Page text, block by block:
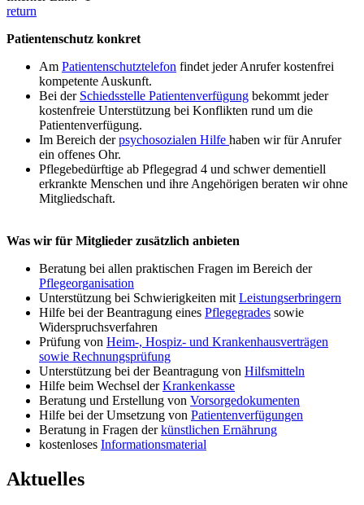
return
Patientenschutz konkret
Am Patientenschutztelefon findet jeder Anrufer kostenfrei
kompetente Auskunft.
Bei der Schiedsstelle Patientenverfügung bekommt jeder
kostenfreie Unterstützung bei Konflikten rund um die
Patientenverfügung.
Im Bereich derpsychosozialen Hilfe haben wir für Anrufer
ein offenes Ohr.
Pflegebedürftige ab Pflegegrad 4 und schwer dementiell
erkrankte Menschen und ihre Angehörigen beraten wir ohne
Mitgliedschaft.
Was wir für Mitglieder zusätzlich anbieten
Beratung bei allen praktischen Fragen im Bereich der
Pflegeorganisation
Unterstützung bei Schwierigkeiten mit Leistungserbringern
Hilfe bei der Beantragung eines Pflegegrades sowie
Widerspruchsverfahren
Prüfung von Heim-, Hospiz- und Krankenhausverträgen
sowie Rechnungsprüfung
Unterstützung bei der Beantragung von Hilfsmitteln
Hilfe beim Wechsel derKrankenkasse
Beratung und Erstellung von Vorsorgedokumenten
Hilfe bei der Umsetzung von Patientenverfügungen
Beratung in Fragen derkünstlichen Ernährung
kostenloses Informationsmaterial
Aktuelles